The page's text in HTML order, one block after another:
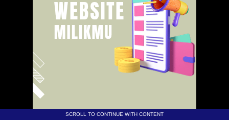
SCROLL TO CONTINUE WITH CONTENT